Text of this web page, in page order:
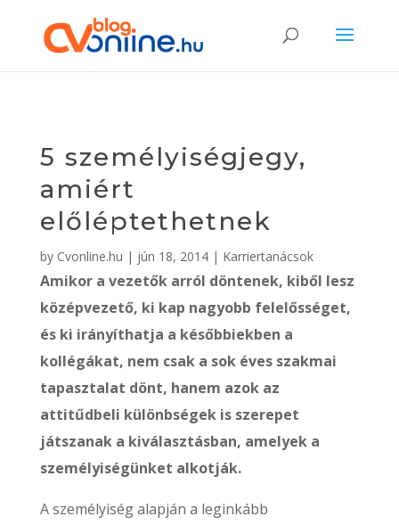
5 személyiségjegy,
amiért
előléptethetnek
by Cvonline.hu | jún 18, 2014| Karriertanácsok
Amikor a vezetők arról döntenek, kiből lesz
középvezető, ki kap nagyobb felelősséget,
és ki irányíthatja a későbbiekben a
kollégákat, nem csak a sok éves szakmai
tapasztalat dönt, hanem azok az
attitűdbeli különbségek is szerepet
játszanak a kiválasztásban, amelyek a
személyiségünket alkotják.
A személyiség alapján a leginkább